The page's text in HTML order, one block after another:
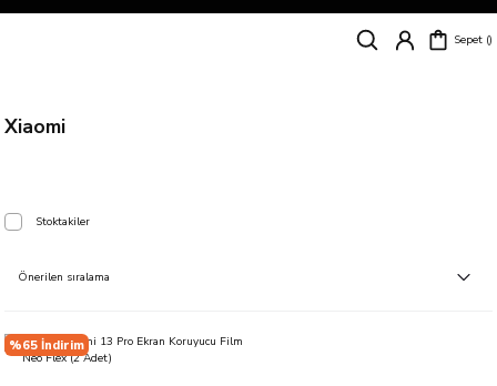
Siparişleriniz
Sepet
Xiaomi
Stoktakiler
%65 İndirim